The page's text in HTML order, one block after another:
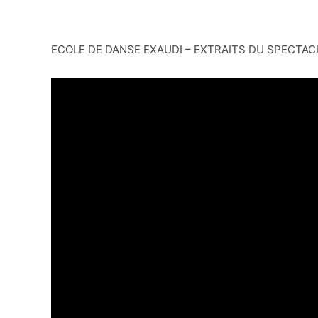
ECOLE DE DANSE EXAUDI – EXTRAITS DU